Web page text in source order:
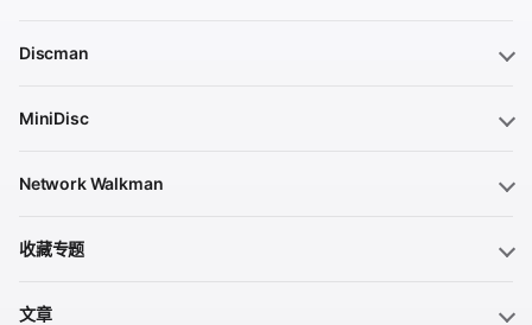
Discman
MiniDisc
Network Walkman
收藏专题
文章